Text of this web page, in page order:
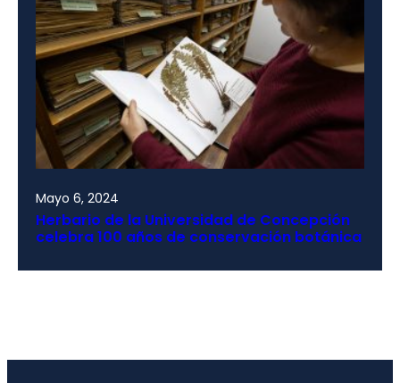
Mayo 6, 2024
Herbario de la Universidad de Concepción
celebra 100 años de conservación botánica